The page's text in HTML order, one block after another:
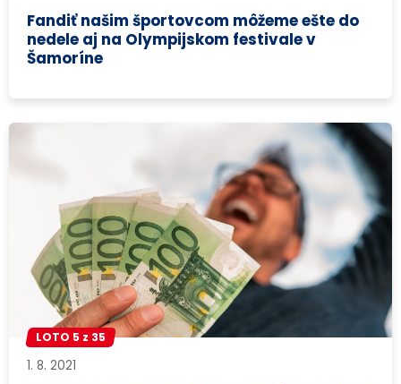
Fandiť našim športovcom môžeme ešte do
nedele aj na Olympijskom festivale v
Šamoríne
LOTO 5 z 35
1. 8. 2021